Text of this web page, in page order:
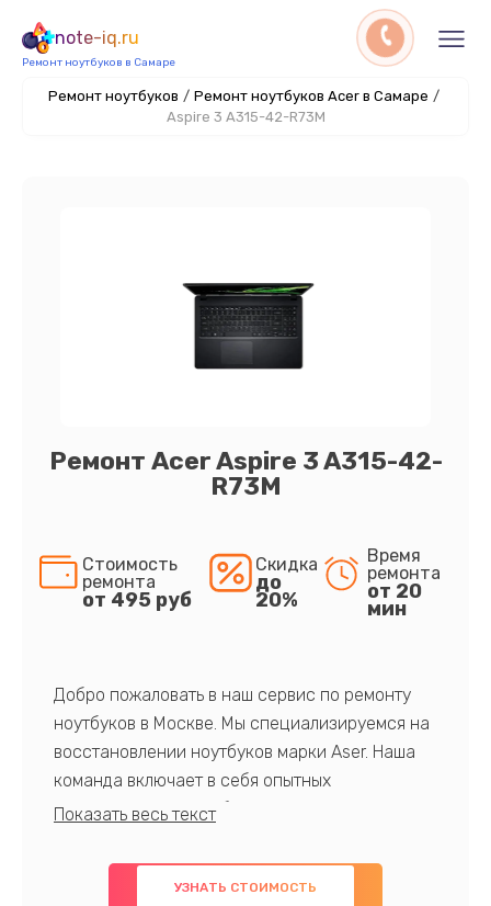
note-iq.ru
Ремонт ноутбуков в Самаре
Ремонт ноутбуков / Ремонт ноутбуков Acer в Самаре /
Aspire 3 A315-42-R73M
Ремонт Acer Aspire 3 A315-42-
R73M
Стоимость
ремонта
от 495 руб
Скидка
до
20%
Время
ремонта
от 20
мин
Добро пожаловать в наш сервис по ремонту
ноутбуков в Москве. Мы специализируемся на
восстановлении ноутбуков марки Aser. Наша
команда включает в себя опытных
профессионалов с обширными знаниями и
предлагаем быстрый и качественный ремонт с
использованием оригинальных компонентов, а
УЗНАТЬ СТОИМОСТЬ